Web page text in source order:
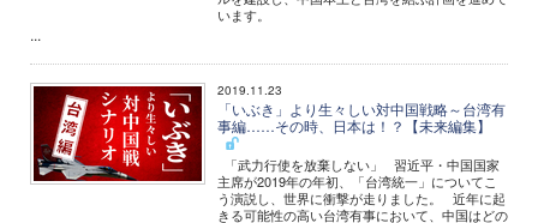
います。
...
2019.11.23
「いぶき」より生々しい対中国戦略～台湾有
事編……その時、日本は！？【未来編集】
「武力行使を放棄しない」 習近平・中国国家
主席が2019年の年初、「台湾統一」についてこ
う演説し、世界に衝撃が走りました。 近年に起
きる可能性の高い台湾有事において、中国はどの